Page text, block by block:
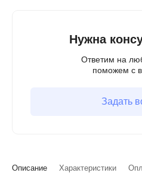
Описание Характеристики
Нужна
Ответим на
поможем с
Задать